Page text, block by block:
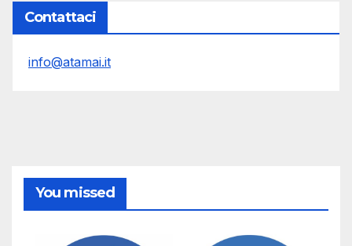
Contattaci
info@atamai.it
You missed